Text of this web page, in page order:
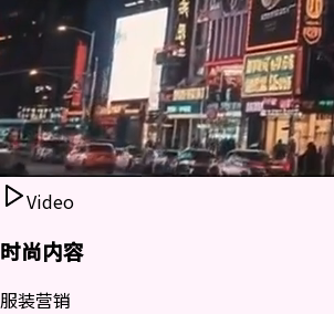
Video
时尚内容
服装营销